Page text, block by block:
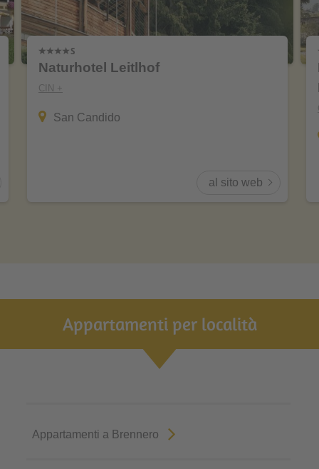
Naturhotel Leitlhof
CIN +
San Candido
al sito web
Appartamenti per località
Appartamenti a Brennero